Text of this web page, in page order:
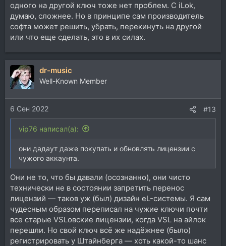
одного на другой ключ тоже нет проблем. С iLok,
думаю, сложнее. Но в принципе сам производитель
софта может решить, убрать, перекинуть на другой
или что еще сделать, это в их силах.
dr-music
Well-Known Member
6 Сен 2022 #13
vip76 написал(а):
они дадаут даже покупать и обновлять лицензии с
чужого аккаунта.
Они не то, что бы давали (осознанно), они чисто
технически не в состоянии запретить перенос
лицензий — таков уж (был) дизайн eL-системы. Я сам
чудесным образом переписал на чужие ключи почти
все старые VSLовские лицензии, когда VSL на айлок
перешли. Но свой ключ всё же надёжнее (было)
регистрировать у Штайнберга — хоть какой-то шанс